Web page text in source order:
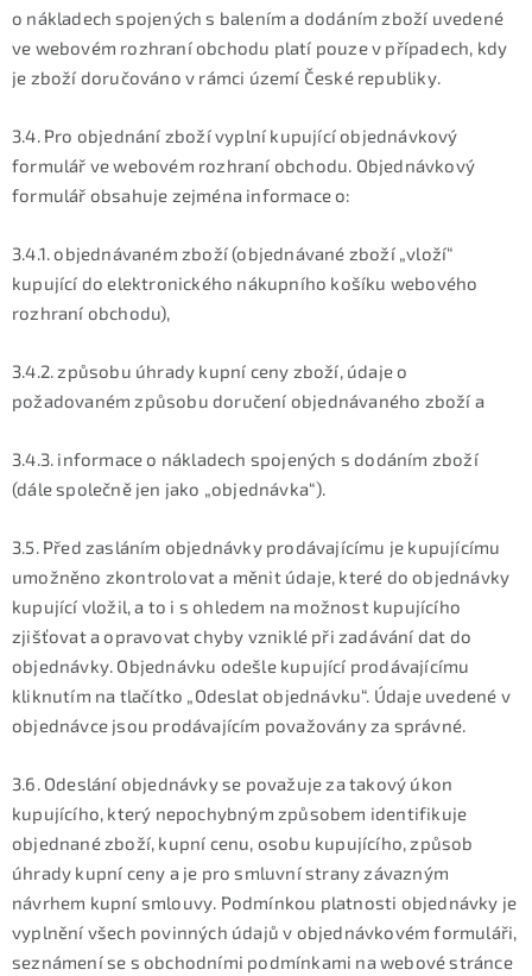
o nákladech spojených s balením a dodáním zboží uvedené
ve webovém rozhraní obchodu platí pouze v případech, kdy
je zboží doručováno v rámci území České republiky.
3.4. Pro objednání zboží vyplní kupující objednávkový
formulář ve webovém rozhraní obchodu. Objednávkový
formulář obsahuje zejména informace o:
3.4.1. objednávaném zboží (objednávané zboží „vloží“
kupující do elektronického nákupního košíku webového
rozhraní obchodu),
3.4.2. způsobu úhrady kupní ceny zboží, údaje o
požadovaném způsobu doručení objednávaného zboží a
3.4.3. informace o nákladech spojených s dodáním zboží
(dále společně jen jako „objednávka“).
3.5. Před zasláním objednávky prodávajícímu je kupujícímu
umožněno zkontrolovat a měnit údaje, které do objednávky
kupující vložil, a to i s ohledem na možnost kupujícího
zjišťovat a opravovat chyby vzniklé při zadávání dat do
objednávky. Objednávku odešle kupující prodávajícímu
kliknutím na tlačítko „Odeslat objednávku“. Údaje uvedené v
objednávce jsou prodávajícím považovány za správné.
3.6. Odeslání objednávky se považuje za takový úkon
kupujícího, který nepochybným způsobem identifikuje
objednané zboží, kupní cenu, osobu kupujícího, způsob
úhrady kupní ceny a je pro smluvní strany závazným
návrhem kupní smlouvy. Podmínkou platnosti objednávky je
vyplnění všech povinných údajů v objednávkovém formuláři,
seznámení se s obchodními podmínkami na webové stránce